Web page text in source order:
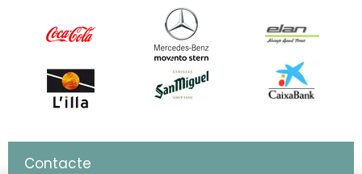
Contacte